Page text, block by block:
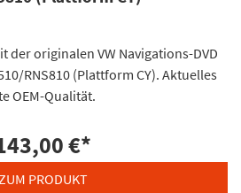
der originalen VW Navigations-DVD
RNS810 (Plattform CY). Aktuelles
OEM-Qualität.
€*
PRODUKT